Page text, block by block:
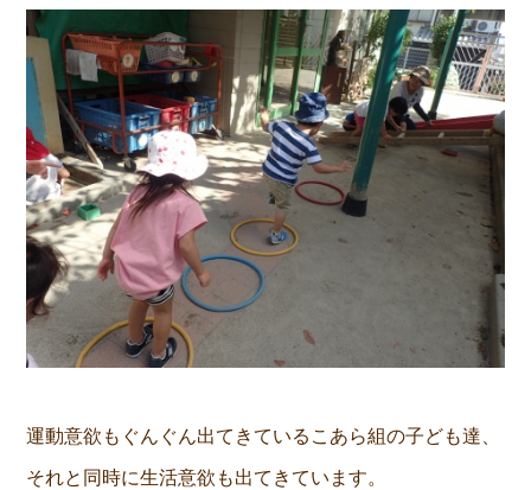
運動意欲もぐんぐん出てきているこあら組の子ども達、
それと同時に生活意欲も出てきています。